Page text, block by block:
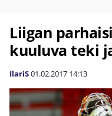
Liigan
kuuluva teki
IlariS01.02.2017 14:13